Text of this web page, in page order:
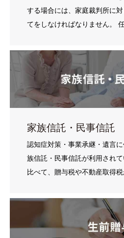
する場合には、家庭裁判所に
てをしなければなりません。
家族信託・民事信託
認知症対策・事業承継・遺言
族信託・民事信託が利用され
比べて、贈与税や不動産取得税